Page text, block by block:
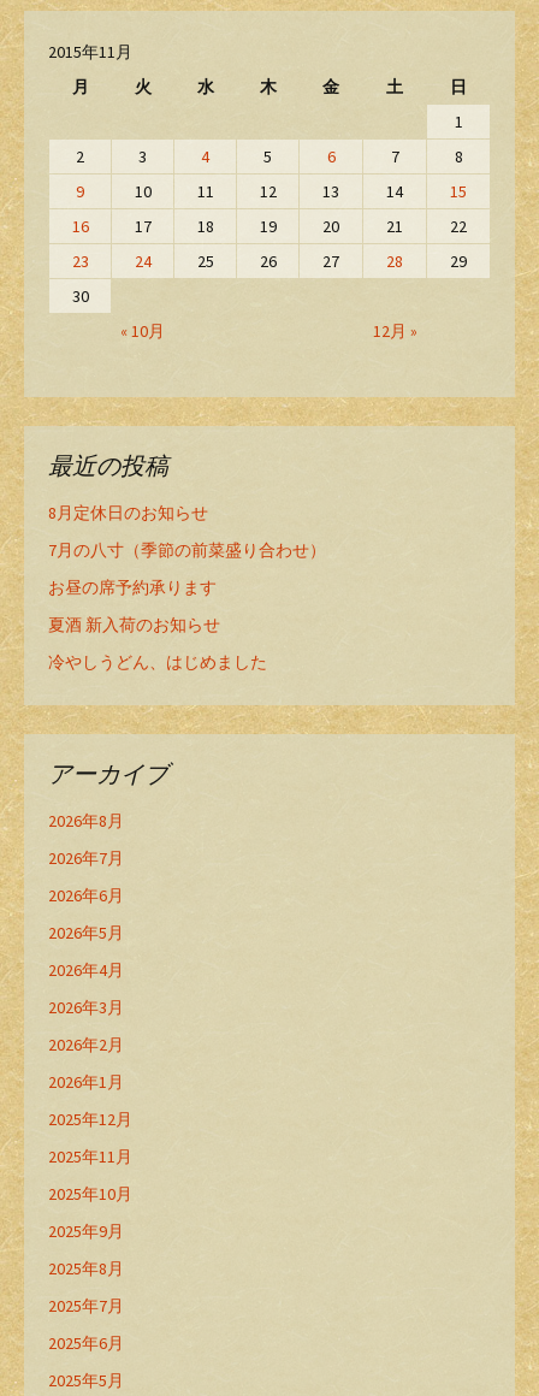
2015年11月
月
火 水 木 金 土 日
« 10月 12月 »
1
2
3 4 5 6 7
8
9
10 11 12 13 14
15
16
17 18 19 20 21
22
23
24 25 26 27 28
29
30
最近の投稿
8月定休日のお知らせ
7月の八寸（季節の前菜盛り合わせ）
お昼の席予約承ります
夏酒 新入荷のお知らせ
冷やしうどん、はじめました
アーカイブ
2026年8月
2026年7月
2026年6月
2026年5月
2026年4月
2026年3月
2026年2月
2026年1月
2025年12月
2025年11月
2025年10月
2025年9月
2025年8月
2025年7月
2025年6月
2025年5月